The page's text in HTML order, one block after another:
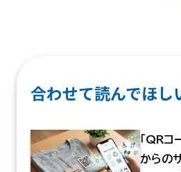
合わせて読んでほし
「QRコ
からの